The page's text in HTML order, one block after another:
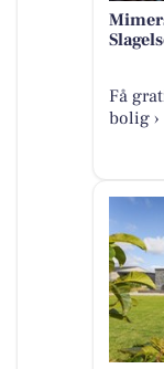
Få
bolig ›